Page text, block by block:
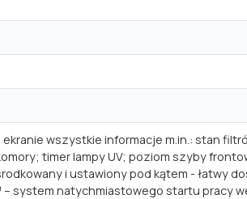
wszystkie informacje m.in.: stan
timer lampy UV; poziom szyby
i ustawiony pod kątem - łatwy
system natychmiastowego startu pracy